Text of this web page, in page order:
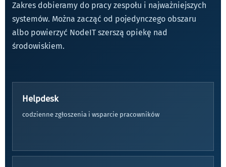
Zakres dobieramy do pracy zespołu i najważniejszych
systemów. Można zacząć od pojedynczego obszaru
albo powierzyć NodeIT szerszą opiekę nad
środowiskiem.
Helpdesk
codzienne zgłoszenia i wsparcie pracowników